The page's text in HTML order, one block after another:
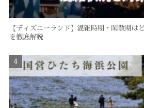
【ディズニーランド】混雑時期・閑散期は
を徹底解説